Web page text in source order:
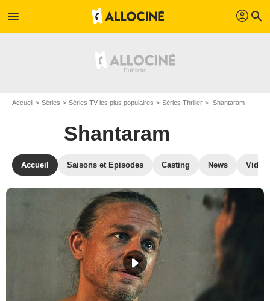
menu profil search
Accueil Séries Séries TV les plus populaires Séries Thriller Shantaram
Shantaram
Accueil Saisons et Episodes Casting News